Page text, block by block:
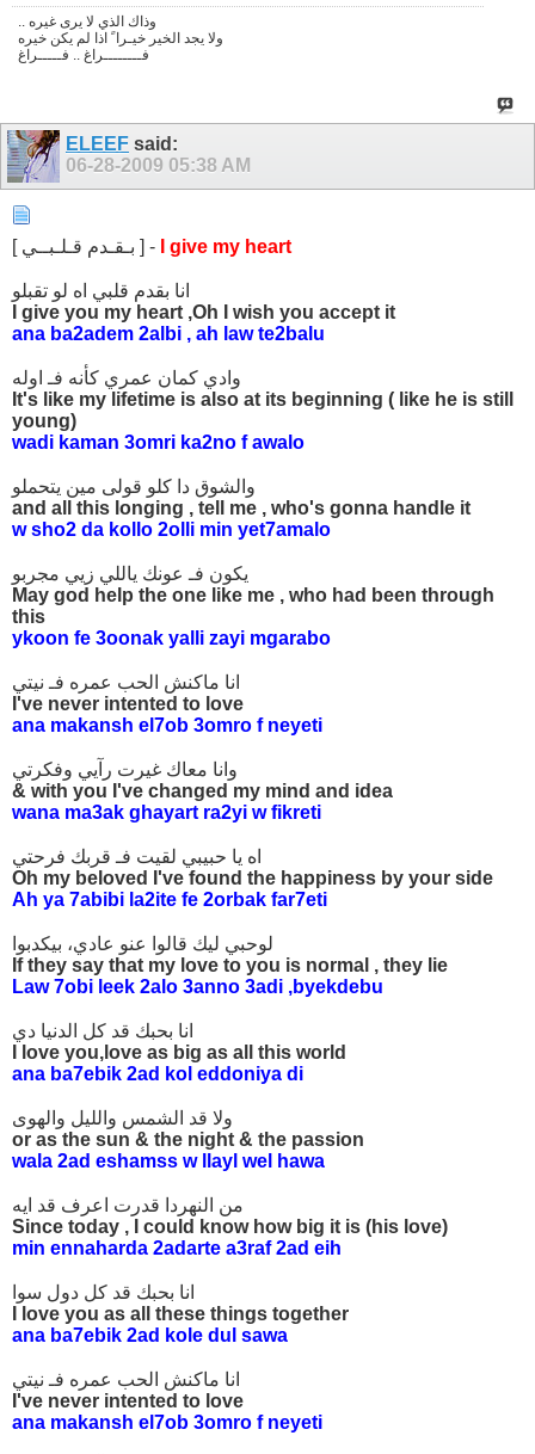
.. وذاك الذي لا يرى غيره
ولا يجد الخير خيـرا ً اذا لم يكن خيره
فــــــــراغ .. فـــــراغ
ELEEF said:
06-28-2009 05:38 AM
[ بـقـدم قـلـبــي ] - I give my heart
انا بقدم قلبي اه لو تقبلو
I give you my heart ,Oh I wish you accept it
ana ba2adem 2albi , ah law te2balu
وادي كمان عمري كأنه فـ اوله
It's like my lifetime is also at its beginning ( like he is still
young)
wadi kaman 3omri ka2no f awalo
والشوق دا كلو قولى مين يتحملو
and all this longing , tell me , who's gonna handle it
w sho2 da kollo 2olli min yet7amalo
يكون فـ عونك ياللي زيي مجربو
May god help the one like me , who had been through
this
ykoon fe 3oonak yalli zayi mgarabo
انا ماكنش الحب عمره فـ نيتي
I've never intented to love
ana makansh el7ob 3omro f neyeti
وانا معاك غيرت رآيي وفكرتي
& with you I've changed my mind and idea
wana ma3ak ghayart ra2yi w fikreti
اه يا حبيبي لقيت فـ قربك فرحتي
Oh my beloved I've found the happiness by your side
Ah ya 7abibi la2ite fe 2orbak far7eti
لوحبي ليك قالوا عنو عادي، بيكدبوا
If they say that my love to you is normal , they lie
Law 7obi leek 2alo 3anno 3adi ,byekdebu
انا بحبك قد كل الدنيا دي
I love you,love as big as all this world
ana ba7ebik 2ad kol eddoniya di
ولا قد الشمس والليل والهوى
or as the sun & the night & the passion
wala 2ad eshamss w llayl wel hawa
من النهردا قدرت اعرف قد ايه
Since today , I could know how big it is (his love)
min ennaharda 2adarte a3raf 2ad eih
انا بحبك قد كل دول سوا
I love you as all these things together
ana ba7ebik 2ad kole dul sawa
انا ماكنش الحب عمره فـ نيتي
I've never intented to love
ana makansh el7ob 3omro f neyeti